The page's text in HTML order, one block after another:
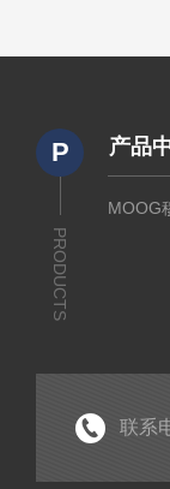
P
PRODUCTS
产品
MOOG
联系